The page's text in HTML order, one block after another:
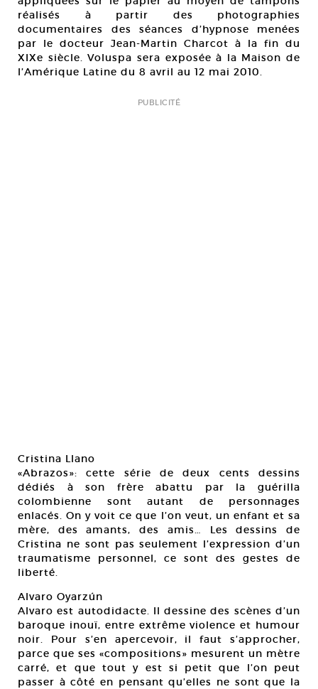
réalisés à partir des photographies
documentaires des séances d’hypnose menées
par le docteur Jean-Martin Charcot à la fin du
XIXe siècle. Voluspa sera exposée à la Maison de
l’Amérique Latine du 8 avril au 12 mai 2010.
PUBLICITÉ
Cristina Llano
«Abrazos»: cette série de deux cents dessins
dédiés à son frère abattu par la guérilla
colombienne sont autant de personnages
enlacés. On y voit ce que l’on veut, un enfant et sa
mère, des amants, des amis… Les dessins de
Cristina ne sont pas seulement l’expression d’un
traumatisme personnel, ce sont des gestes de
liberté.
Alvaro Oyarzún
Alvaro est autodidacte. Il dessine des scènes d’un
baroque inouï, entre extrême violence et humour
noir. Pour s’en apercevoir, il faut s’approcher,
parce que ses «compositions» mesurent un mètre
carré, et que tout y est si petit que l’on peut
passer à côté en pensant qu’elles ne sont que la